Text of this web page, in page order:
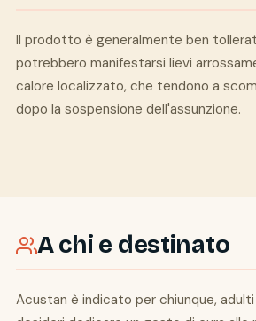
Il prodotto è generalmente ben
potrebbero manifestarsi lievi
calore localizzato, che tendono a
dopo la sospensione dell'assunzione.
A chi e destinato
Acustan è indicato per chiunque,